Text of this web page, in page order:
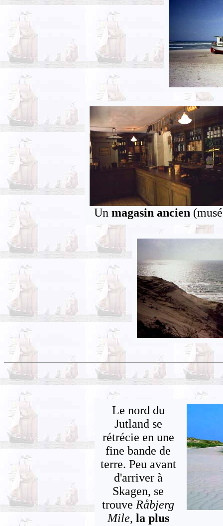
Un magasin ancien
Le nord du
Jutland se
rétrécie en une
fine bande de
terre. Peu avant
d'arriver à
Skagen, se
trouve Råbjerg
Mile, la plus